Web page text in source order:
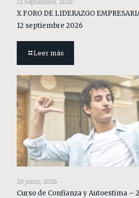
X FORO DE LIDERAZGO
12 septiembre 2026
Leer más
20 junio, 2026
Curso de Confianza y Autoestima –